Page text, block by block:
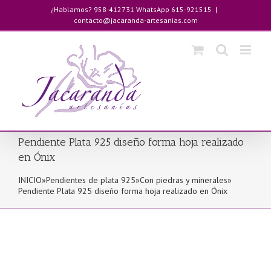
contenido
¿Hablamos? 958-412731 WhatsApp 615-921515 |
contacto@jacaranda-artesanias.com
Pendiente Plata 925 diseño forma hoja realizado
en Ónix
INICIO»Pendientes de plata 925»Con piedras y minerales»
Pendiente Plata 925 diseño forma hoja realizado en Ónix